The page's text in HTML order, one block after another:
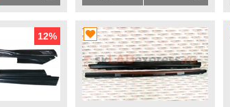
12%